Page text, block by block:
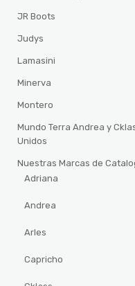
JR Boots
Judys
Lamasini
Minerva
Montero
Mundo Terra Andrea y
Unidos
Nuestras Marcas de
Adriana
Andrea
Arles
Capricho